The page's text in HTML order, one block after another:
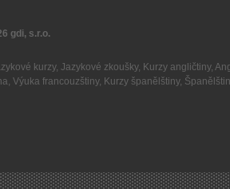
gdi, s.r.o.
kurzy, Jazykové zkoušky, Kurzy angličtiny,
,Výuka francouzštiny, Kurzy španělštiny,